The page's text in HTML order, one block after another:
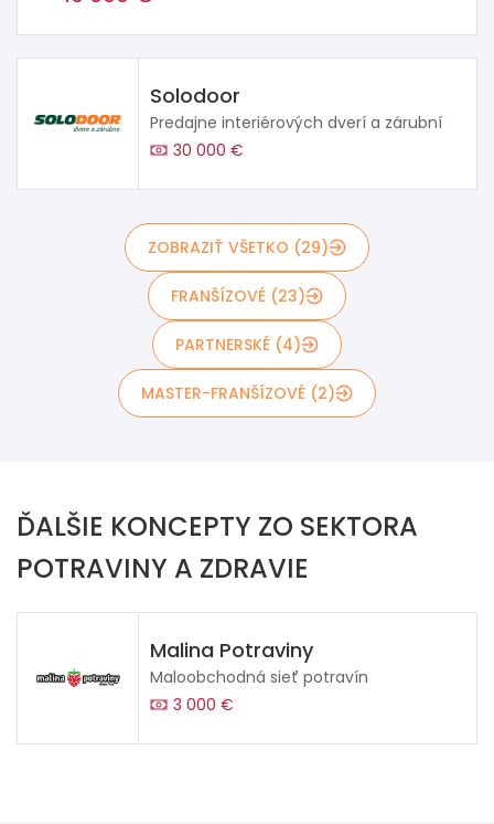
Solodoor
Predajne interiérových dverí a zárubní
30 000 €
ZOBRAZIŤ VŠETKO (29)
FRANŠÍZOVÉ (23)
PARTNERSKÉ (4)
MASTER-FRANŠÍZOVÉ (2)
ĎALŠIE KONCEPTY ZO SEKTORA
POTRAVINY A ZDRAVIE
Malina Potraviny
Maloobchodná sieť potravín
3 000 €